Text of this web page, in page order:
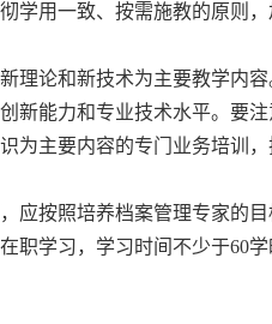
学用一致、按需施教的原则
论和新技术为主要教学内
能力和专业技术水平。要
为主要内容的专门业务培训
按照培养档案管理专家的
职学习，学习时间不少于60学